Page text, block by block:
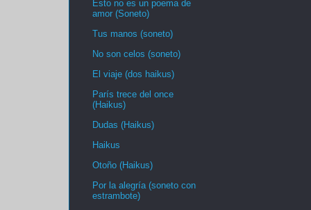
Esto no es un poema de
amor (Soneto)
Tus manos (soneto)
No son celos (soneto)
El viaje (dos haikus)
París trece del once
(Haikus)
Dudas (Haikus)
Haikus
Otoño (Haikus)
Por la alegría (soneto con
estrambote)